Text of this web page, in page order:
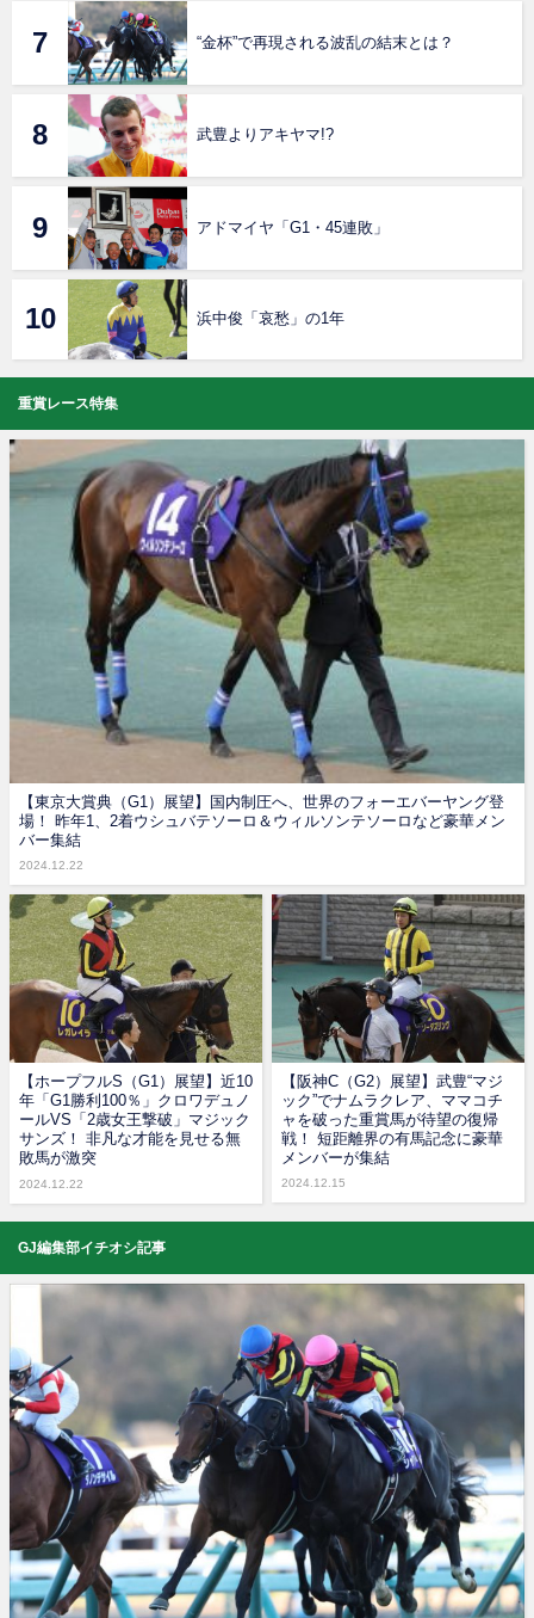
“金杯”で再現される波乱の結末とは？
武豊よりアキヤマ!?
アドマイヤ「G1・45連敗」
浜中俊「哀愁」の1年
重賞レース特集
【東京大賞典（G1）展望】国内制圧へ、世界のフォーエバーヤング登
場！ 昨年1、2着ウシュバテソーロ＆ウィルソンテソーロなど豪華メン
バー集結
2024.12.22
【ホープフルS（G1）展望】近10
年「G1勝利100％」クロワデュノ
ールVS「2歳女王撃破」マジック
サンズ！ 非凡な才能を見せる無
敗馬が激突
2024.12.22
【阪神C（G2）展望】武豊“マジ
ック”でナムラクレア、ママコチ
ャを破った重賞馬が待望の復帰
戦！ 短距離界の有馬記念に豪華
メンバーが集結
2024.12.15
GJ編集部イチオシ記事